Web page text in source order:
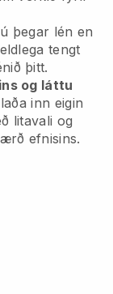
þegar lén en
tengt
þitt.
og láttu
inn eigin
litavali og
efnisins.